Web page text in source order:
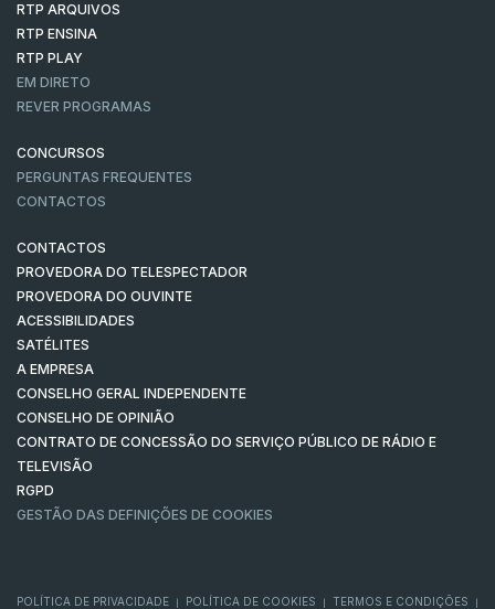
RTP ARQUIVOS
RTP ENSINA
RTP PLAY
EM DIRETO
REVER PROGRAMAS
CONCURSOS
PERGUNTAS FREQUENTES
CONTACTOS
CONTACTOS
PROVEDORA DO TELESPECTADOR
PROVEDORA DO OUVINTE
ACESSIBILIDADES
SATÉLITES
A EMPRESA
CONSELHO GERAL INDEPENDENTE
CONSELHO DE OPINIÃO
CONTRATO DE CONCESSÃO DO SERVIÇO PÚBLICO DE RÁDIO E
TELEVISÃO
RGPD
GESTÃO DAS DEFINIÇÕES DE COOKIES
POLÍTICA DE PRIVACIDADE POLÍTICA DE COOKIES TERMOS E CONDIÇÕES